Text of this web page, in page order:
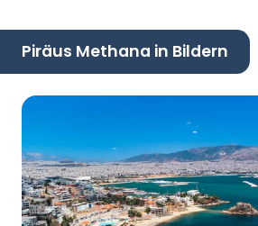
Piräus Methana in Bildern